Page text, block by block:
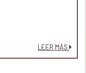
LEER MÁS